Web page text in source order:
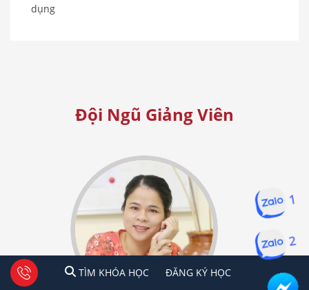
dụng
Đội Ngũ Giảng Viên
TÌM KHÓA HỌC ĐĂNG KÍ HỌC
1 2 Tư vấn facebook
TÌM KHÓA HỌC ĐĂNG KÝ HỌC
1
2